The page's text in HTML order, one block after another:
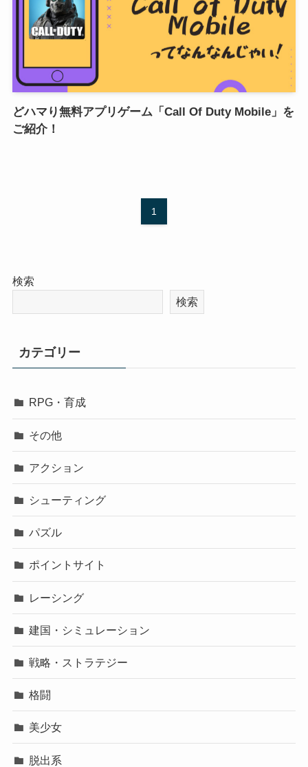
どハマり無料アプリゲーム「Call Of Duty Mobile」を
ご紹介！
1
検索
検索
カテゴリー
RPG・育成
その他
アクション
シューティング
パズル
ポイントサイト
レーシング
建国・シミュレーション
戦略・ストラテジー
格闘
美少女
脱出系